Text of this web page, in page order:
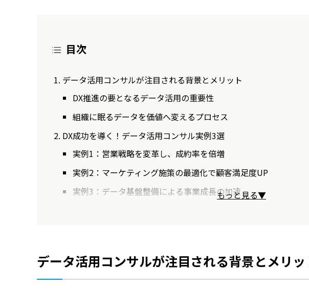
目次
データ活用コンサルが注目される背景とメリット
DX推進の要となるデータ活用の重要性
組織に眠るデータを価値へ変えるプロセス
DX成功を導く！データ活用コンサル実例3選
実例1：営業戦略を変革し、成約率を倍増
実例2：マーケティング施策の最適化で顧客満足度UP
実例3：データ基盤整備による事業成長の加速もっと見る▼
データ活用コンサルが注目される背景とメリッ